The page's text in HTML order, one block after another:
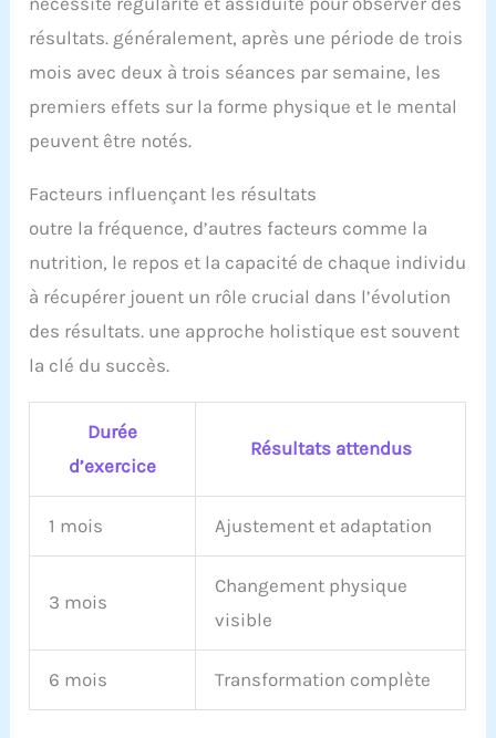
résultats. généralement, après une période de trois
mois avec deux à trois séances par semaine, les
premiers effets sur la forme physique et le mental
peuvent être notés.
Facteurs influençant les résultats
outre la fréquence, d’autres facteurs comme la
nutrition, le repos et la capacité de chaque individu
à récupérer jouent un rôle crucial dans l’évolution
des résultats. une approche holistique est souvent
la clé du succès.
Durée
d’exercice
Résultats attendus
1 mois Ajustement et adaptation
3 mois
Changement physique
visible
6 mois Transformation complète